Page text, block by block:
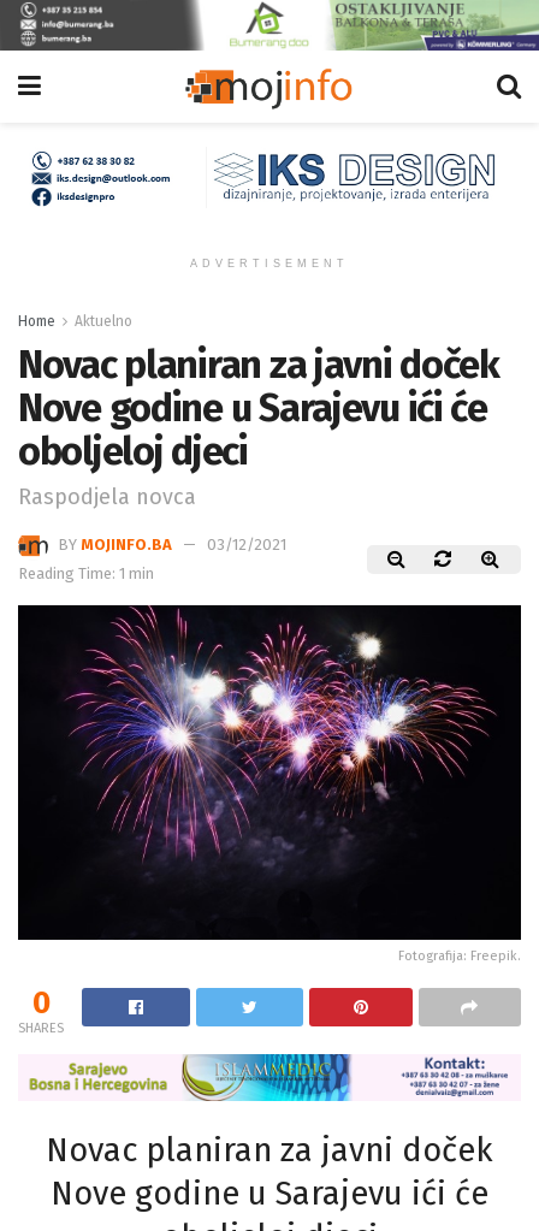
ADVERTISEMENT
Home Aktuelno
Novac planiran za javni doček
Nove godine u Sarajevu ići će
oboljeloj djeci
Raspodjela novca
BY MOJINFO.BA
03/12/2021
Reading Time: 1 min
Fotografija: Freepik.
0
SHARES
Novac planiran za javni doček
Nove godine u Sarajevu ići će